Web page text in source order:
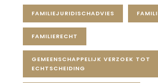
FAMILIEJURIDISCHADVIES
FAMILIERECHT
GEMEENSCHAPPELIJK VERZOEK TOT
ECHTSCHEIDING